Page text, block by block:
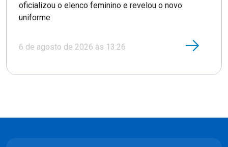
oficializou o elenco feminino e revelou o novo
uniforme
6 de agosto de 2026 às 13:26